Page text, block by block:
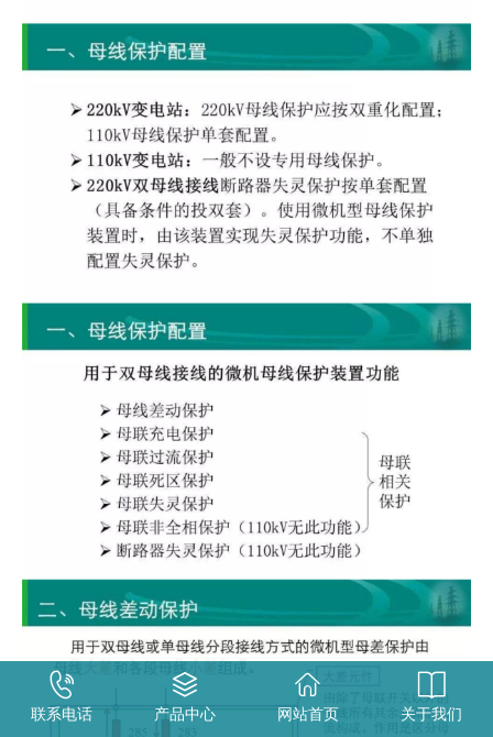
联系电话 产品中心 网站首页 关于我们